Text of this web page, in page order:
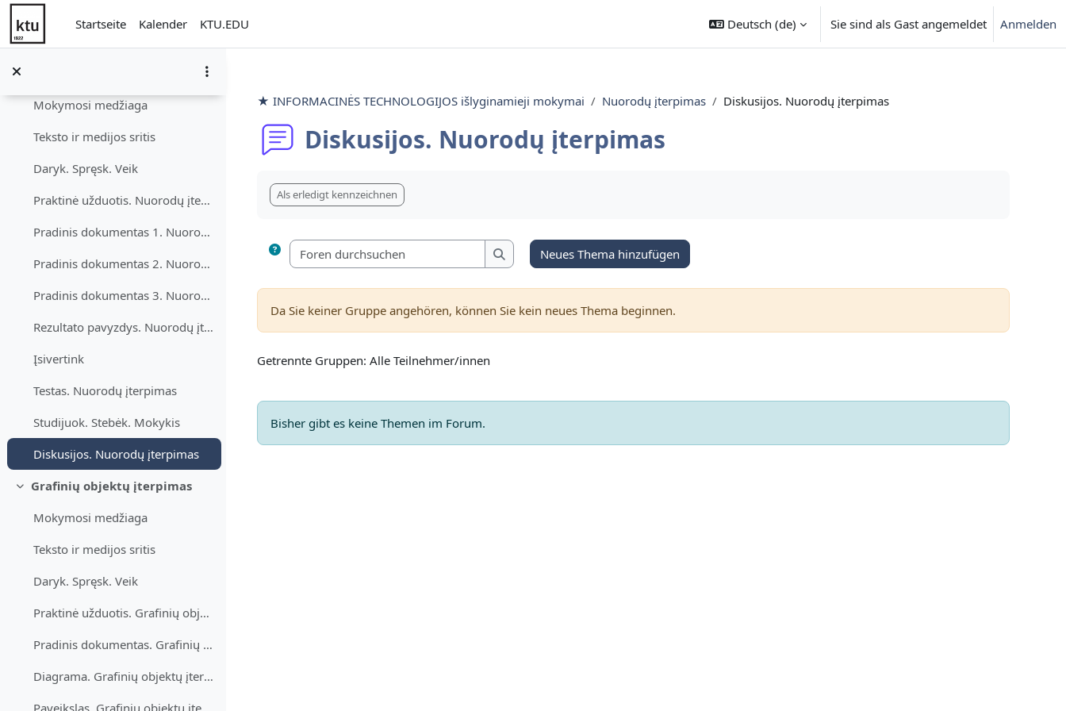
Zum Hauptinhalt
Startseite
Kalender KTU.EDU Deutsch ‎(de)‎ Sie sind als Gast angemeldet Anmelden
Studijuok. Stebėk. Mokykis
Einklappen
Mokymosi medžiaga
Teksto ir medijos sritis
Daryk. Spręsk. Veik
Praktinė užduotis. Nuorodų įterpimas
Pradinis dokumentas 1. Nuorodų įterpimas
Pradinis dokumentas 2. Nuorodų įterpimas
Pradinis dokumentas 3. Nuorodų įterpimas
Rezultato pavyzdys. Nuorodų įterpimas
Įsivertink
Testas. Nuorodų įterpimas
Studijuok. Stebėk. Mokykis
Diskusijos. Nuorodų įterpimas
Einklappen
Grafinių objektų įterpimas
Mokymosi medžiaga
Teksto ir medijos sritis
Daryk. Spręsk. Veik
Praktinė užduotis. Grafinių objektų įterpimas
Pradinis dokumentas. Grafinių objektų įterpimas
Diagrama. Grafinių objektų įterpimas
★ INFORMACINĖS TECHNOLOGIJOS išlyginamieji mokymai Nuorodų įterpimas Diskusijos. Nuorodų įterpimas
Diskusijos. Nuorodų įterpimas
Als erledigt kennzeichnen
Foren durchsuchen
Foren durchsuchen
Neues Thema hinzufügen
Da Sie keiner Gruppe angehören, können Sie kein neues Thema beginnen.
Getrennte Gruppen: Alle Teilnehmer/innen
Bisher gibt es keine Themen im Forum.